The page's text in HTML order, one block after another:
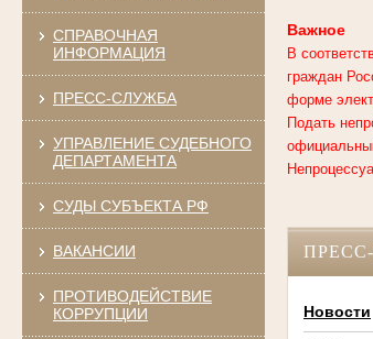
СПРАВОЧНАЯ
ИНФОРМАЦИЯ
ПРЕСС-СЛУЖБА
УПРАВЛЕНИЕ СУДЕБНОГО
ДЕПАРТАМЕНТА
СУДЫ СУБЪЕКТА РФ
ВАКАНСИИ
ПРОТИВОДЕЙСТВИЕ
КОРРУПЦИИ
Важное
В
граждан
форме
Подать
Новости